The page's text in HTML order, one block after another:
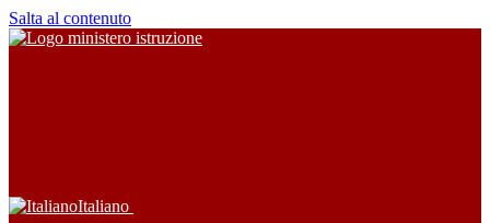
Salta al contenuto
Italiano